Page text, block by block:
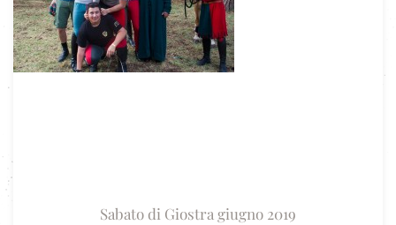
Sabato di Giostra giugno 2019